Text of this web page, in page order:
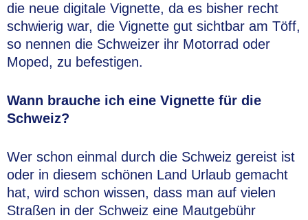
die neue digitale Vignette, da es bisher recht
schwierig war, die Vignette gut sichtbar am Töff,
so nennen die Schweizer ihr Motorrad oder
Moped, zu befestigen.
Wann brauche ich eine Vignette für die
Schweiz?
Wer schon einmal durch die Schweiz gereist ist
oder in diesem schönen Land Urlaub gemacht
hat, wird schon wissen, dass man auf vielen
Straßen in der Schweiz eine Mautgebühr